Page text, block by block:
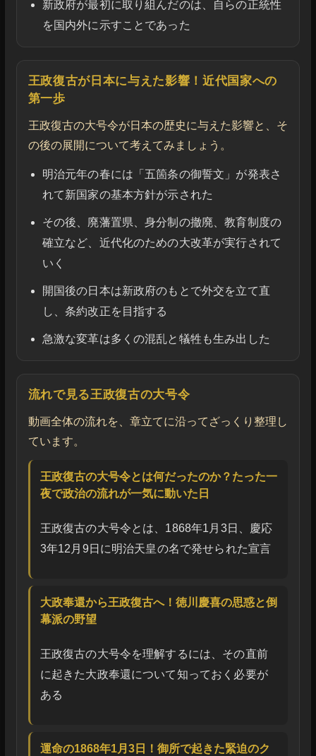
新政府が最初に取り組んだのは、自らの正統性
を国内外に示すことであった
王政復古が日本に与えた影響！近代国家への
第一歩
王政復古の大号令が日本の歴史に与えた影響と、そ
の後の展開について考えてみましょう。
明治元年の春には「五箇条の御誓文」が発表さ
れて新国家の基本方針が示された
その後、廃藩置県、身分制の撤廃、教育制度の
確立など、近代化のための大改革が実行されて
いく
開国後の日本は新政府のもとで外交を立て直
し、条約改正を目指する
急激な変革は多くの混乱と犠牲も生み出した
流れで見る王政復古の大号令
動画全体の流れを、章立てに沿ってざっくり整理し
ています。
王政復古の大号令とは何だったのか？たった一
夜で政治の流れが一気に動いた日
王政復古の大号令とは、1868年1月3日、慶応
3年12月9日に明治天皇の名で発せられた宣言
大政奉還から王政復古へ！徳川慶喜の思惑と倒
幕派の野望
王政復古の大号令を理解するには、その直前
に起きた大政奉還について知っておく必要が
ある
運命の1868年1月3日！御所で起きた緊迫のク